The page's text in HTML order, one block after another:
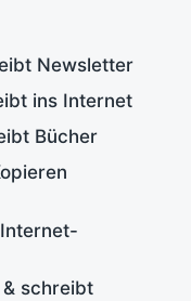
Newsletter
ins Internet
Bücher
& schreibt